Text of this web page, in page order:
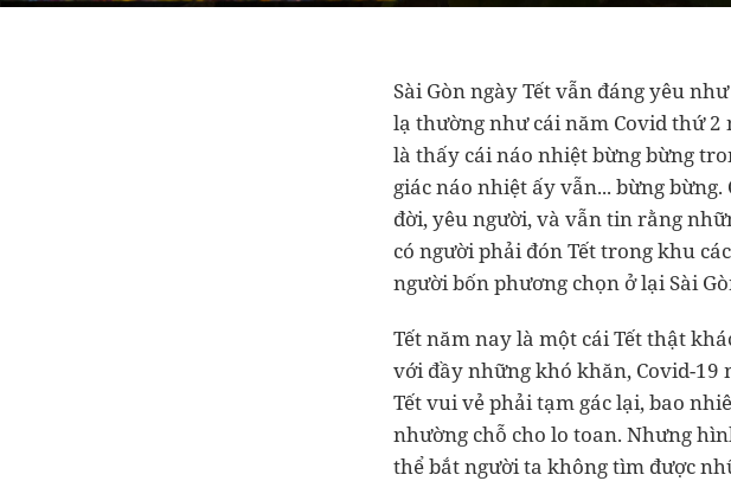
Sài Gòn ngày Tết vẫn đáng yêu
lạ thường như cái năm Covid thứ 2
là thấy cái náo nhiệt bừng bừng
giác náo nhiệt ấy vẫn... bừng
đời, yêu người, và vẫn tin rằng
có người phải đón Tết trong khu
người bốn phương chọn ở lại Sài
Tết năm nay là một cái Tết thật
với đầy những khó khăn, Covid-19
Tết vui vẻ phải tạm gác lại, bao
nhường chỗ cho lo toan. Nhưng
thể bắt người ta không tìm được